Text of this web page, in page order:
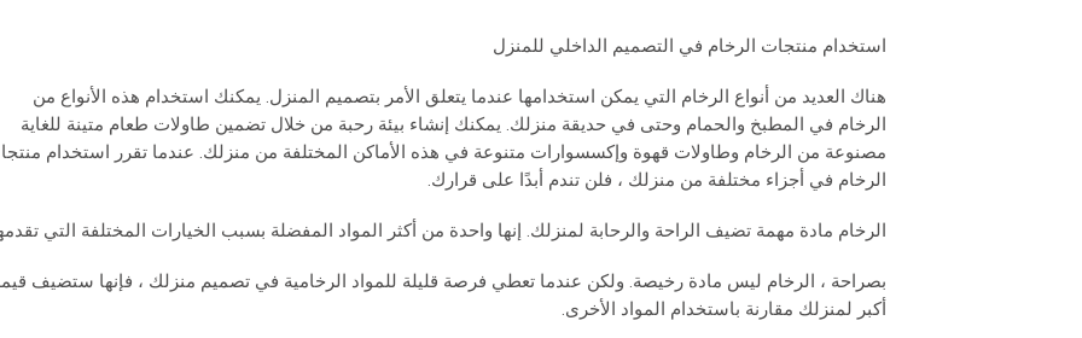
استخدام منتجات الرخام في التصميم الداخلي للمنزل
هناك العديد من أنواع الرخام التي يمكن استخدامها عندما يتعلق الأمر بتصميم المنزل. يمكنك استخدام هذه الأنواع من
الرخام في المطبخ والحمام وحتى في حديقة منزلك. يمكنك إنشاء بيئة رحبة من خلال تضمين طاولات طعام متينة للغاية
مصنوعة من الرخام وطاولات قهوة وإكسسوارات متنوعة في هذه الأماكن المختلفة من منزلك. عندما تقرر استخدام
الرخام في أجزاء مختلفة من منزلك ، فلن تندم أبدًا على قرارك.
الرخام مادة مهمة تضيف الراحة والرحابة لمنزلك. إنها واحدة من أكثر المواد المفضلة بسبب الخيارات المختلفة التي
بصراحة ، الرخام ليس مادة رخيصة. ولكن عندما تعطي فرصة قليلة للمواد الرخامية في تصميم منزلك ، فإنها ستضيف
أكبر لمنزلك مقارنة باستخدام المواد الأخرى.